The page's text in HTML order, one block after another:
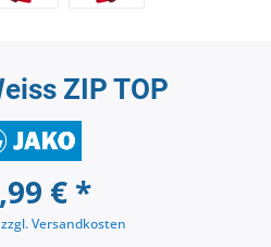
ZIP TOP
€ *
zzgl. Versandkosten